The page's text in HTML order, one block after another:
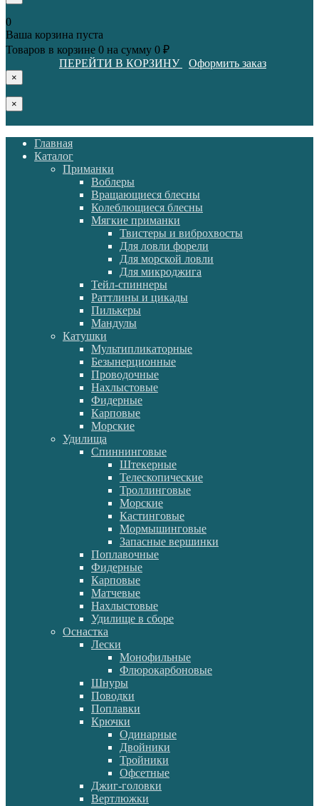
0
Ваша корзина пуста
Товаров в корзине 0 на сумму 0 ₽
ПЕРЕЙТИ В КОРЗИНУ
Оформить заказ
×
×
Главная
Каталог
Приманки
Воблеры
Вращающиеся блесны
Колеблющиеся блесны
Мягкие приманки
Твистеры и виброхвосты
Для ловли форели
Для морской ловли
Для микроджига
Тейл-спиннеры
Раттлины и цикады
Пилькеры
Мандулы
Катушки
Мультипликаторные
Безынерционные
Проводочные
Нахлыстовые
Фидерные
Карповые
Морские
Удилища
Спиннинговые
Штекерные
Телескопические
Троллинговые
Морские
Кастинговые
Мормышинговые
Запасные вершинки
Поплавочные
Фидерные
Карповые
Матчевые
Нахлыстовые
Удилище в сборе
Оснастка
Лески
Монофильные
Флюрокарбоновые
Шнуры
Поводки
Поплавки
Крючки
Одинарные
Двойники
Тройники
Офсетные
Джиг-головки
Вертлюжки